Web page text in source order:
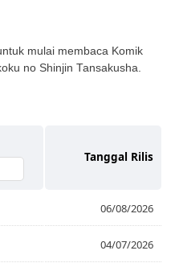
mulai membaca Komik
no Shinjin Tansakusha.
Tanggal Rilis
06/08/2026
04/07/2026